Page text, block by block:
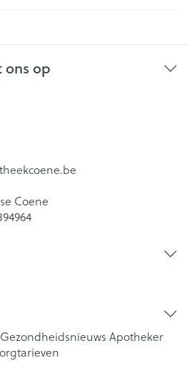
ons op
Coene
Gezondheidsnieuws Apotheker